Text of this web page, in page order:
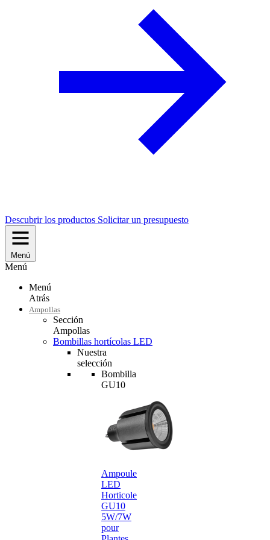
Descubrir los productos Solicitar un presupuesto
Menú
Menú
Menú
Atrás
Ampollas
Sección
Ampollas
Bombillas hortícolas LED
Nuestra
selección
Bombilla
GU10
Ampoule
LED
Horticole
GU10
5W/7W
pour